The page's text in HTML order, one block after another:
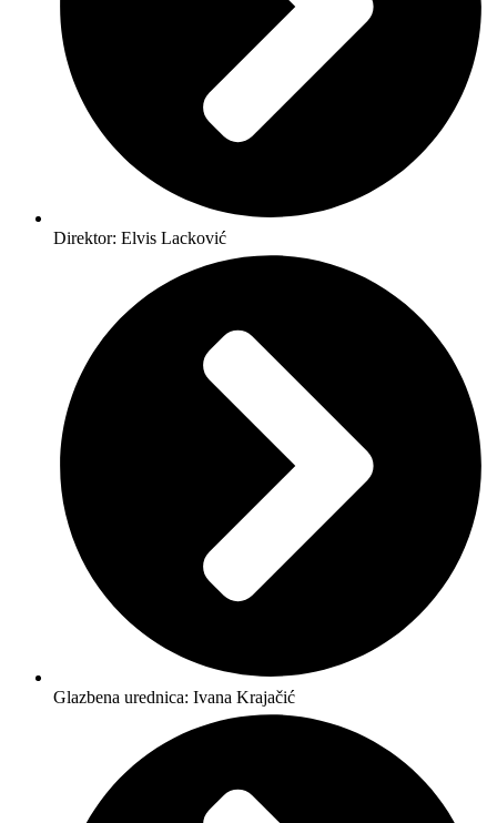
Direktor: Elvis Lacković
Glazbena urednica: Ivana Krajačić